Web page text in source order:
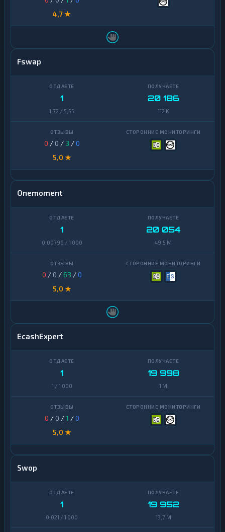
4,7 ★
Fswap
1
1,72 / 5,55
20 186
112 K
0 / 0 / 3 /0
5,0 ★
Onemoment
1
0,00796 / 1 000
20 054
49,5 M
0 / 0 /63 /0
5,0 ★
EcashExpert
1
1 / 1 000
19 998
1 M
0 / 0 /1 /0
5,0 ★
Swop
1
0,021 / 1 000
19 952
13,7 M